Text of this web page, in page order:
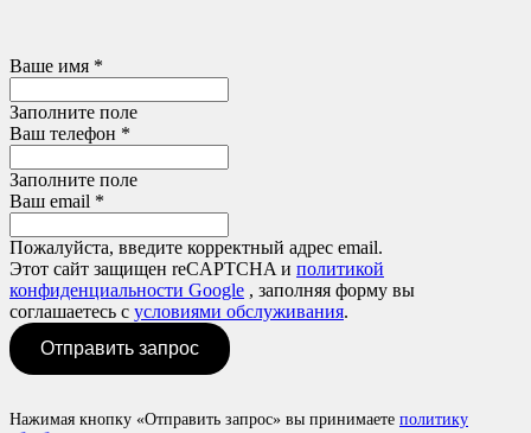
Ваше имя *
Заполните поле
Ваш телефон *
Заполните поле
Ваш email *
Пожалуйста, введите корректный адрес email.
Этот сайт защищен reCAPTCHA и политикой
конфиденциальности Google , заполняя форму вы
соглашаетесь с условиями обслуживания.
Отправить запрос
Нажимая кнопку «Отправить запрос» вы принимаете политику